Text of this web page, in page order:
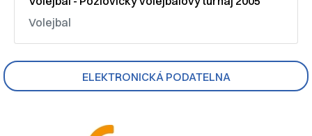
ELEKTRONICKÁ PODATELNA
Volejbal